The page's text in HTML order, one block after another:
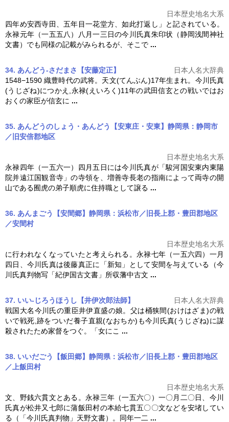
日本歴史地名大系
四年め安西寺田、五年目一花堂方、如此打返し」と記されている。
永禄元年（一五五八）八月一三日の今川氏真朱印状（静岡浅間神社
文書）でも同様の記載がみられるが、そこで ...
34. あんどう-さだまさ【安藤定正】
日本人名大辞典
1548−1590 織豊時代の武将。天文(てんぶん)17年生まれ。 今川氏真
(うじざね)につかえ,永禄(えいろく)11年の武田信玄との戦いではお
おくの家臣が信玄に ...
35. あんどうのしょう・あんどう【安東庄・安東】静岡県：静岡市
／旧安倍郡地区
日本歴史地名大系
永禄四年（一五六一）四月五日には今川氏真が「駿河国安東内東陽
院并遠江国観音寺」の寺領を、増善寺長老の指南によって両寺の開
山である囿虎の弟子順虎に住持職として譲る ...
36. あんまごう【安間郷】静岡県：浜松市／旧長上郡・豊田郡地区
／安間村
日本歴史地名大系
に行われなくなっていたと考えられる。永禄七年（一五六四）一月
四日、 今川氏真は後藤真正に「新知」として安間を与えている（今
川氏真判物写「紀伊国古文書」所収藩中古文 ...
37. いい-じろうほうし【井伊次郎法師】
日本人名大辞典
戦国大名今川氏の重臣井伊直盛の娘。父は桶狭間(おけはざま)の戦
いで戦死,跡をついだ養子直親(なおちか)も今川氏真(うじざね)に謀
殺されたため家督をつぐ。「女にこ ...
38. いいだごう【飯田郷】静岡県：浜松市／旧長上郡・豊田郡地区
／上飯田村
日本歴史地名大系
文、野銭六貫文とある。永禄三年（一五六〇）一〇月二〇日、 今川
氏真が松井又七郎に蒲飯田村の本給七貫五〇〇文などを安堵してい
る（「今川氏真判物」天野文書）。同年一二 ...